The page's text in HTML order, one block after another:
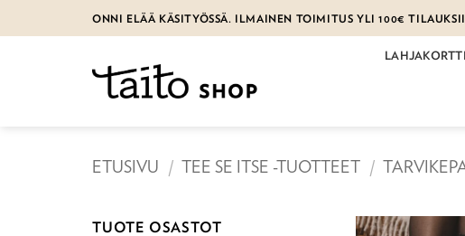
to
ONNI ELÄÄ KÄSITYÖSSÄ. ILMAINEN TOIMITUS YLI 100€
LAHJAKORTTI
ETUSIVU / TEE SE ITSE -TUOTTEET /
TUOTE OSASTOT